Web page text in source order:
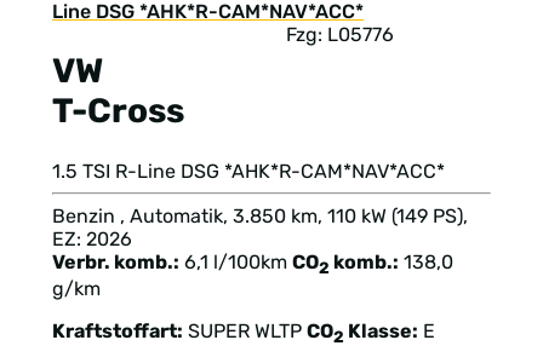
VW
T-Cross
Fzg: L05776
1.5 TSI R-Line DSG *AHK*R-CAM*NAV*ACC*
Benzin , Automatik, 3.850 km, 110 kW (149 PS),
EZ: 2026
Verbr. komb.: 6,1 l/100km CO2 komb.: 138,0
g/km
Kraftstoffart: SUPER WLTP CO2 Klasse: E